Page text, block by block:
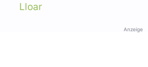
Lloar
Anzeige